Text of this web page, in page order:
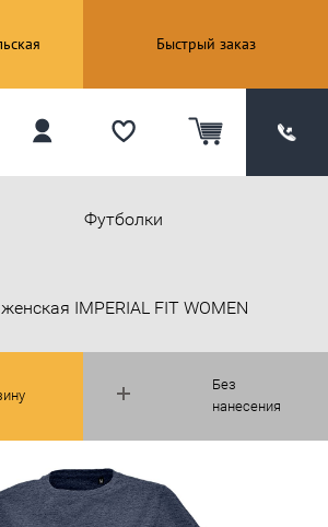
Быстрый заказ
Футболки
Без
нанесения
IMPERIAL FIT WOMEN